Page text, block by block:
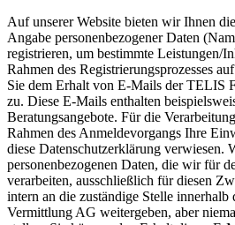
Auf unserer Website bieten wir Ihnen
Angabe personenbezogener Daten
registrieren, um bestimmte Leistungen/
Rahmen des Registrierungsprozesses
Sie dem Erhalt von E-Mails der
zu. Diese E-Mails enthalten
Beratungsangebote. Für die
Rahmen des Anmeldevorgangs Ihre
diese Datenschutzerklärung verwiesen.
personenbezogenen Daten, die wir für
verarbeiten, ausschließlich für diesen
intern an die zuständige Stelle
Vermittlung AG weitergeben, aber